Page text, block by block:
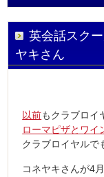
英会話スク
ヤキさん
以前もクラブロイ
ローマピザとワイ
クラブロイヤルで
コネヤキさんが4